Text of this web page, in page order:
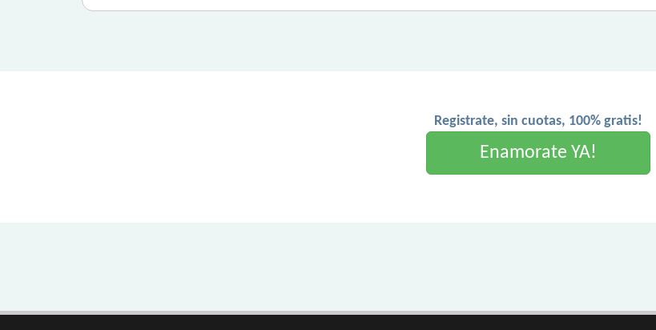
Registrate, sin cuotas, 100% gratis!
Enamorate YA!